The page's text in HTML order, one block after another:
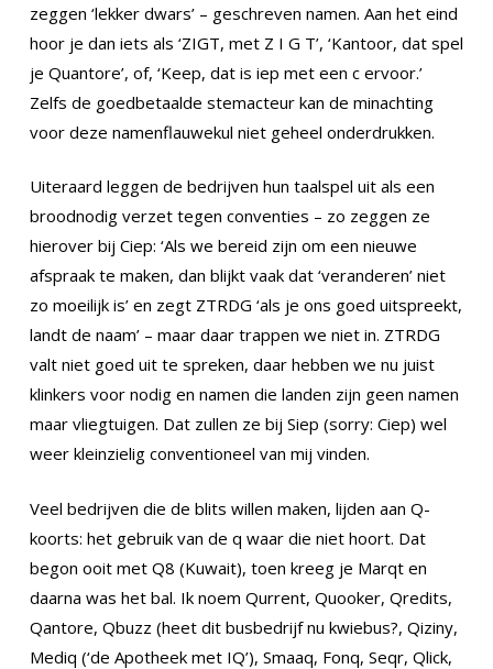
zeggen ‘lekker dwars’ – geschreven namen. Aan het eind
hoor je dan iets als ‘ZIGT, met Z I G T’, ‘Kantoor, dat spel
je Quantore’, of, ‘Keep, dat is iep met een c ervoor.’
Zelfs de goedbetaalde stemacteur kan de minachting
voor deze namenflauwekul niet geheel onderdrukken.
Uiteraard leggen de bedrijven hun taalspel uit als een
broodnodig verzet tegen conventies – zo zeggen ze
hierover bij Ciep: ‘Als we bereid zijn om een nieuwe
afspraak te maken, dan blijkt vaak dat ‘veranderen’ niet
zo moeilijk is’ en zegt ZTRDG ‘als je ons goed uitspreekt,
landt de naam’ – maar daar trappen we niet in. ZTRDG
valt niet goed uit te spreken, daar hebben we nu juist
klinkers voor nodig en namen die landen zijn geen namen
maar vliegtuigen. Dat zullen ze bij Siep (sorry: Ciep) wel
weer kleinzielig conventioneel van mij vinden.
Veel bedrijven die de blits willen maken, lijden aan Q-
koorts: het gebruik van de q waar die niet hoort. Dat
begon ooit met Q8 (Kuwait), toen kreeg je Marqt en
daarna was het bal. Ik noem Qurrent, Quooker, Qredits,
Qantore, Qbuzz (heet dit busbedrijf nu kwiebus?, Qiziny,
Mediq (‘de Apotheek met IQ’), Smaaq, Fonq, Seqr, Qlick,